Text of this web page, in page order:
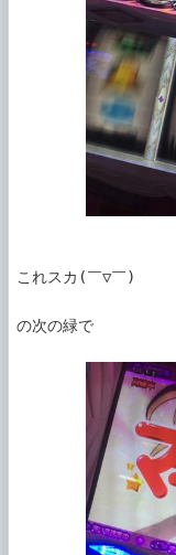
これスカ(￣▽￣)
の次の緑で